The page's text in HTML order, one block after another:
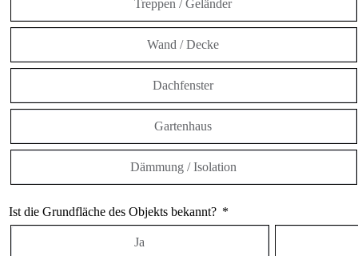
Treppen / Geländer
Wand / Decke
Dachfenster
Gartenhaus
Dämmung / Isolation
Ist die Grundfläche des Objekts bekannt?
Ja